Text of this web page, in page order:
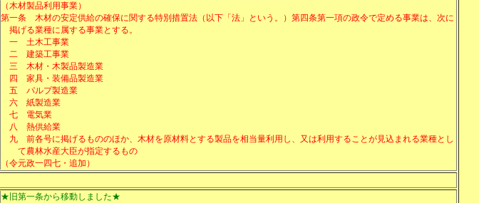
（木材製品利用事業）
第一条
木材の安定供給の確保に関する特別措置法（以下「法」という。）第四条第一項の政令で定める事業は、次に
掲げる業種に属する事業とする。
一
土木工事業
二
建築工事業
三
木材・木製品製造業
四
家具・装備品製造業
五
パルプ製造業
六
紙製造業
七
電気業
八
熱供給業
九
前各号に掲げるもののほか、木材を原材料とする製品を相当量利用し、又は利用することが見込まれる業種とし
て農林水産大臣が指定するもの
（令元政一四七・追加）
★旧第一条から移動しました★